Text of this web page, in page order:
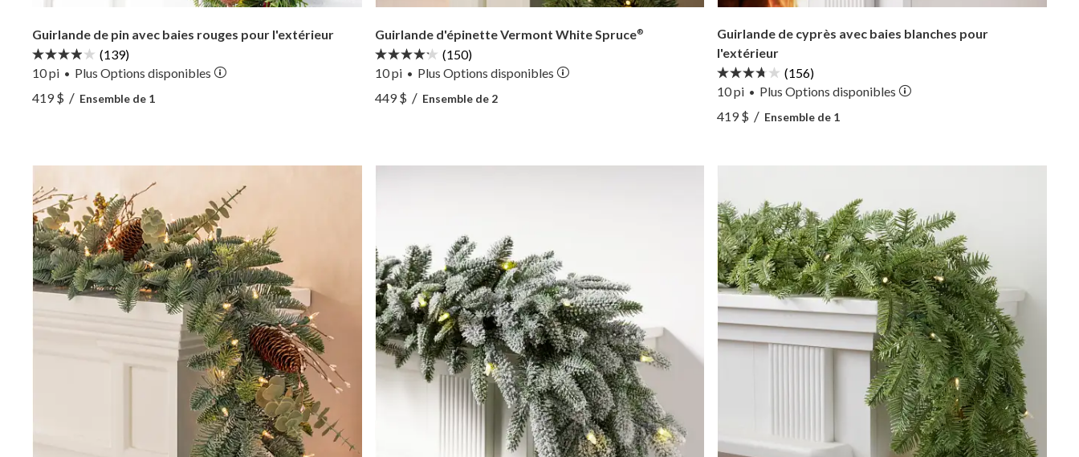
Guirlande de pin avec baies rouges pour l'extérieur
(139)
10 pi • Plus Options disponibles
Voir Guirlande de pin avec baies rouges pour l'extérieur —
Voir Guirlande de pin avec baies rouges pour l'extérieur —
419 $ / Ensemble de 1
Guirlande d'épinette Vermont White Spruce®
(150)
10 pi • Plus Options disponibles
Voir Guirlande d'épinette Vermont White Spruce® —
Voir Guirlande d'épinette Vermont White Spruce® —
449 $ / Ensemble de 2
Guirlande de cyprès avec baies blanches pour
l'extérieur
(156)
10 pi • Plus Optionsdisponibles
Voir Guirlande de cyprès avec baies blanches pour
Voir Guirlande de cyprès avec baies blanches pour
419 $ / Ensemble de 1